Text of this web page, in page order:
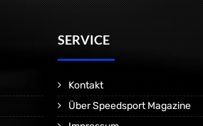
SERVICE
Kontakt
Über Speedsport Magazine